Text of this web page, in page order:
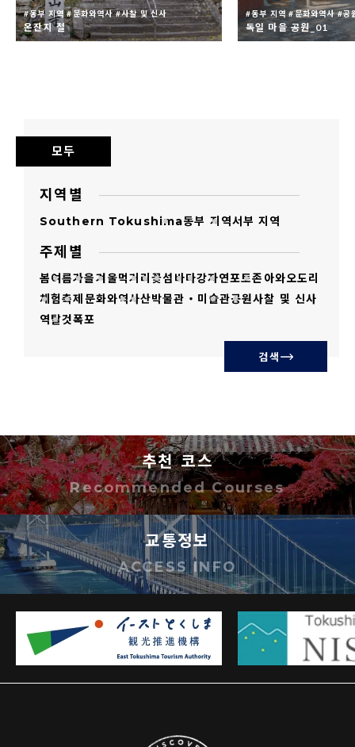
가공)도 가능하나, 필요에 따라 최소한으로 하
고 관광 진흥이라는 취지와 관계가 없는 변형은
의 목적에 관한 사진 소재의 이용 허락에 대해서
도 저작권을 포기하는 것은 아닙니다.
초상권과 관련하여 도쿠시마현은 관여하지 않
습니다.
미풍양속을 해치는 것, 저작권 등을 침해하는
것, 중상비방, 의도적으로 정치 및 종교적 목적
을 띠는 것, 범죄 행위로 이어지는 것, 기타 법률
을 위반하는 사용은 금지합니다.
자에게 판매, 배포, 양도, 대여, 송신 등을 하는
정에 동의한 것으로 간주합니다.
이미지는 사용자의 책임하에 사용하시기 바랍
니다. 이미지 사용으로 인해 손해가 발생하더라
도 도쿠시마현은 해당 손해에 대해 어떠한 책임
도 지지 않습니다.
기타 궁금한 점 등은 아래 연락처로 문의해 주십
#동부 지역 #문화와역사 #사찰 및 신사
온잔지 절
#동부 지역 #문화와역사 #공
독일 마을 공원_01
모두
지역별
Southern Tokushima동부 지역서부 지역
주제별
봄여름가을겨울먹거리꽃섬 바다강자연포토존 아와오도리
체험축제 문화와역사산박물관・미술관공원사찰 및 신사
역탈것폭포
검색
추천 코스
Recommended Courses
교통정보
ACCESS INFO